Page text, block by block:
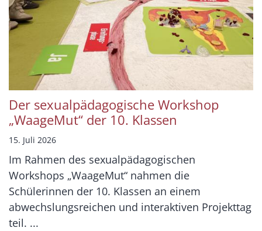
Der sexualpädagogische Workshop
„WaageMut“ der 10. Klassen
15. Juli 2026
Im Rahmen des sexualpädagogischen
Workshops „WaageMut“ nahmen die
Schülerinnen der 10. Klassen an einem
abwechslungsreichen und interaktiven Projekttag
teil. ...